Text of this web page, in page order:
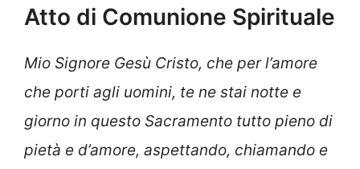
Atto di Comunione Spirituale
Mio Signore Gesù Cristo, che per l’amore
che porti agli uomini, te ne stai notte e
giorno in questo Sacramento tutto pieno di
pietà e d’amore, aspettando, chiamando e